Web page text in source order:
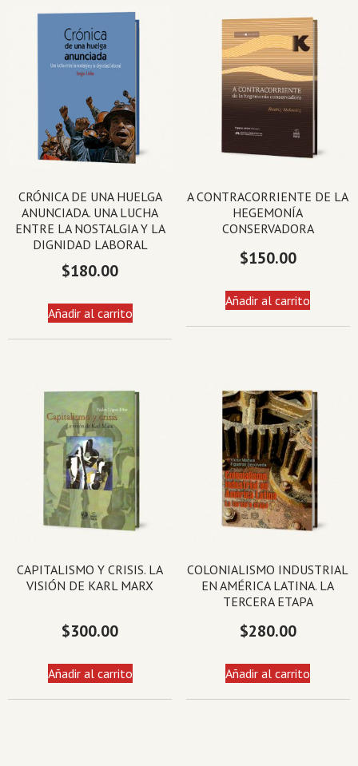
CRÓNICA DE UNA HUELGA
ANUNCIADA. UNA LUCHA
ENTRE LA NOSTALGIA Y LA
DIGNIDAD LABORAL
$180.00
Añadir al carrito
A CONTRACORRIENTE DE LA
HEGEMONÍA
CONSERVADORA
$150.00
Añadir al carrito
CAPITALISMO Y CRISIS. LA
VISIÓN DE KARL MARX
$300.00
Añadir al carrito
COLONIALISMO INDUSTRIAL
EN AMÉRICA LATINA. LA
TERCERA ETAPA
$280.00
Añadir al carrito